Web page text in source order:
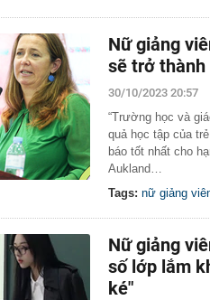
Nữ giảng
sẽ trở thành
30/10/2023 20:57
“Trường học và
quả học tập của
báo tốt nhất cho
Aukland…
Tags: nữ giảng
Nữ giảng
số lớp lắm
ké"